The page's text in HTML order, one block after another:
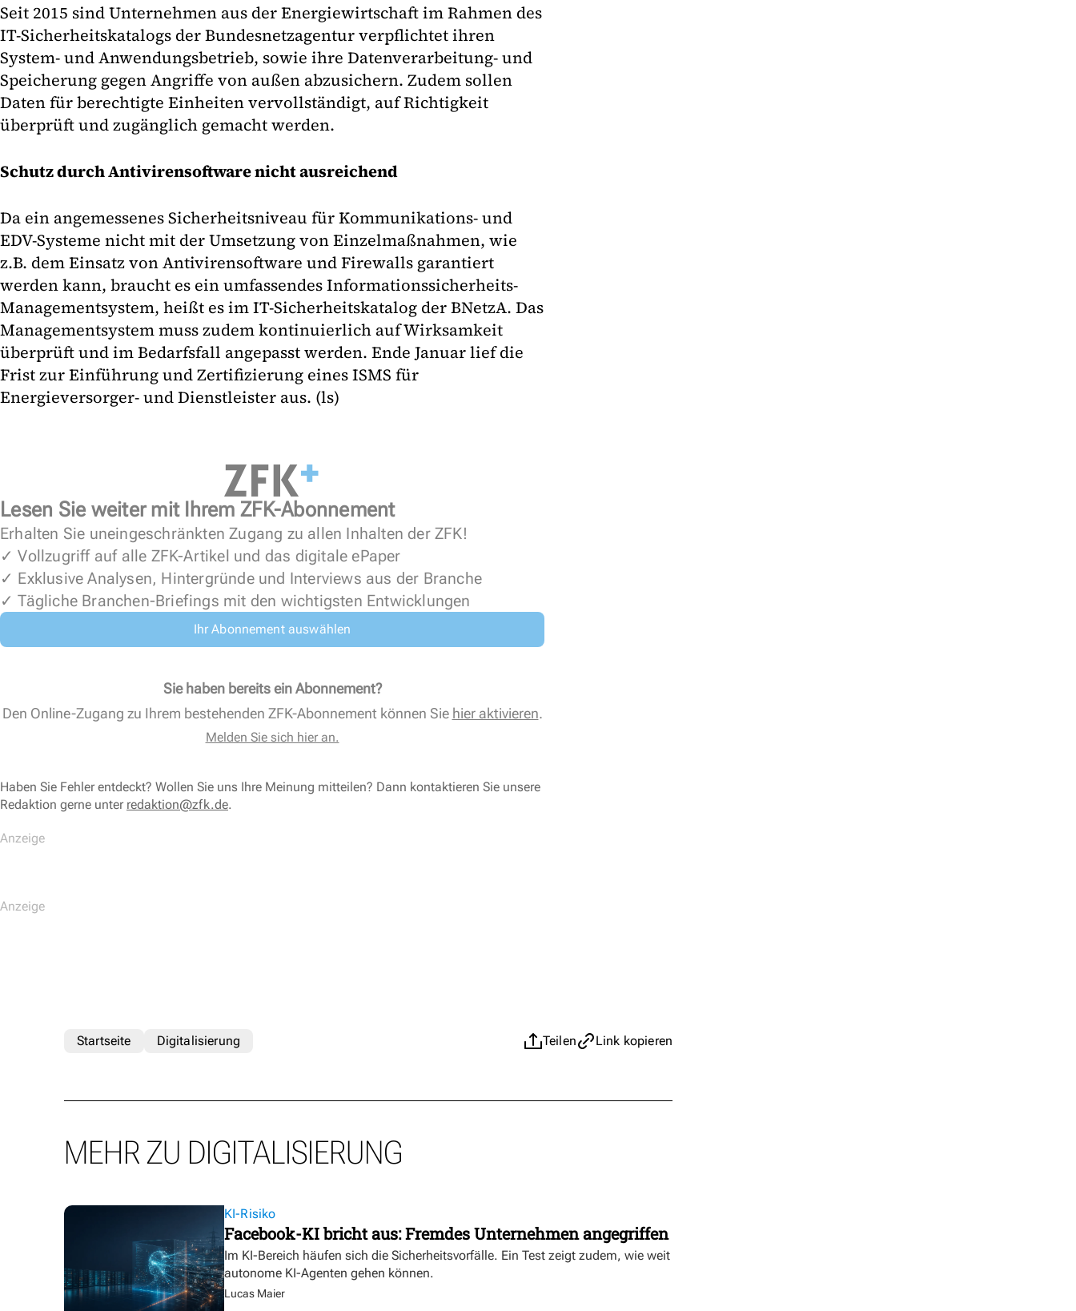
Seit 2015 sind Unternehmen aus der Energiewirtschaft im Rahmen des
IT-Sicherheitskatalogs der Bundesnetzagentur verpflichtet ihren
System- und Anwendungsbetrieb, sowie ihre Datenverarbeitung- und
Speicherung gegen Angriffe von außen abzusichern. Zudem sollen
Daten für berechtigte Einheiten vervollständigt, auf Richtigkeit
überprüft und zugänglich gemacht werden.
Schutz durch Antivirensoftware nicht ausreichend
Da ein angemessenes Sicherheitsniveau für Kommunikations- und
EDV-Systeme nicht mit der Umsetzung von Einzelmaßnahmen, wie
z.B. dem Einsatz von Antivirensoftware und Firewalls garantiert
werden kann, braucht es ein umfassendes Informationssicherheits-
Managementsystem, heißt es im IT-Sicherheitskatalog der BNetzA. Das
Managementsystem muss zudem kontinuierlich auf Wirksamkeit
überprüft und im Bedarfsfall angepasst werden. Ende Januar lief die
Frist zur Einführung und Zertifizierung eines ISMS für
Energieversorger- und Dienstleister aus. (ls)
Lesen Sie weiter mit Ihrem ZFK-Abonnement
Erhalten Sie uneingeschränkten Zugang zu allen Inhalten der ZFK!
✓ Vollzugriff auf alle ZFK-Artikel und das digitale ePaper
✓ Exklusive Analysen, Hintergründe und Interviews aus der Branche
✓ Tägliche Branchen-Briefings mit den wichtigsten Entwicklungen
Ihr Abonnement auswählen
Sie haben bereits ein Abonnement?
Den Online-Zugang zu Ihrem bestehenden ZFK-Abonnement können Sie hier aktivieren.
Melden Sie sich hier an.
Haben Sie Fehler entdeckt? Wollen Sie uns Ihre Meinung mitteilen? Dann kontaktieren Sie unsere
Redaktion gerne unter redaktion@zfk.de.
Teilen Link kopieren
Startseite Digitalisierung
MEHR ZU DIGITALISIERUNG
KI-Risiko
Facebook-KI bricht aus: Fremdes Unternehmen angegriffen
Im KI-Bereich häufen sich die Sicherheitsvorfälle. Ein Test zeigt zudem, wie weit
autonome KI-Agenten gehen können.
Lucas Maier